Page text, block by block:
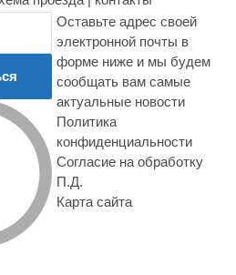
Оставьте адрес своей
электронной почты в
форме ниже и мы будем
сообщать вам самые
актуальные новости
Политика
конфиденциальности
Согласие на обработку
П.Д.
Карта сайта